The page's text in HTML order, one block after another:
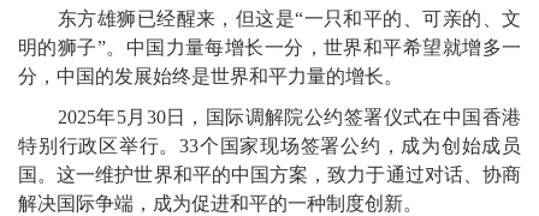
东方雄狮已经醒来，但这是“一只和平的、可亲的、文
明的狮子”。中国力量每增长一分，世界和平希望就增多一
分，中国的发展始终是世界和平力量的增长。
2025年5月30日，国际调解院公约签署仪式在中国香港
特别行政区举行。33个国家现场签署公约，成为创始成员
国。这一维护世界和平的中国方案，致力于通过对话、协商
解决国际争端，成为促进和平的一种制度创新。